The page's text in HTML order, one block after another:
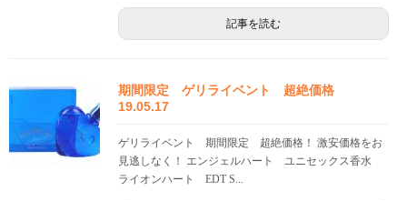
記事を読む
期間限定 ゲリライベント 超絶価格
19.05.17
ゲリライベント 期間限定 超絶価格！ 激安価格をお
見逃しなく！ エンジェルハート ユニセックス香水
ライオンハート EDT S...